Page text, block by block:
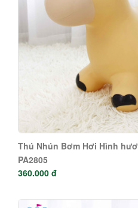
Thú Nhún Bơm Hơi Hình
PA2805
360.000 đ